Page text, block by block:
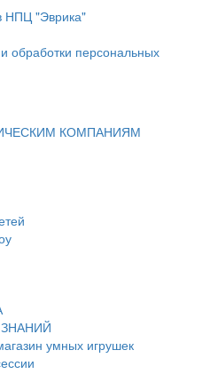
НПЦ "Эврика"
обработки персональных
КОМПАНИЯМ
умных игрушек